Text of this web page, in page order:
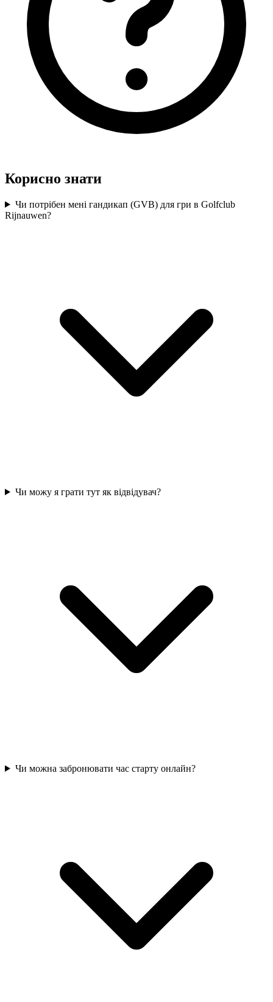
Корисно знати
Чи потрібен мені гандикап (GVB) для гри в Golfclub
Rijnauwen?
Чи можу я грати тут як відвідувач?
Чи можна забронювати час старту онлайн?